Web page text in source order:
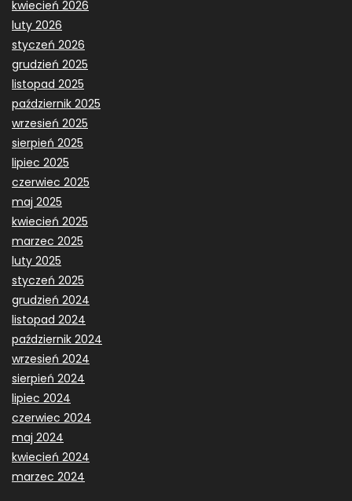
kwiecień 2026
luty 2026
styczeń 2026
grudzień 2025
listopad 2025
październik 2025
wrzesień 2025
sierpień 2025
lipiec 2025
czerwiec 2025
maj 2025
kwiecień 2025
marzec 2025
luty 2025
styczeń 2025
grudzień 2024
listopad 2024
październik 2024
wrzesień 2024
sierpień 2024
lipiec 2024
czerwiec 2024
maj 2024
kwiecień 2024
marzec 2024